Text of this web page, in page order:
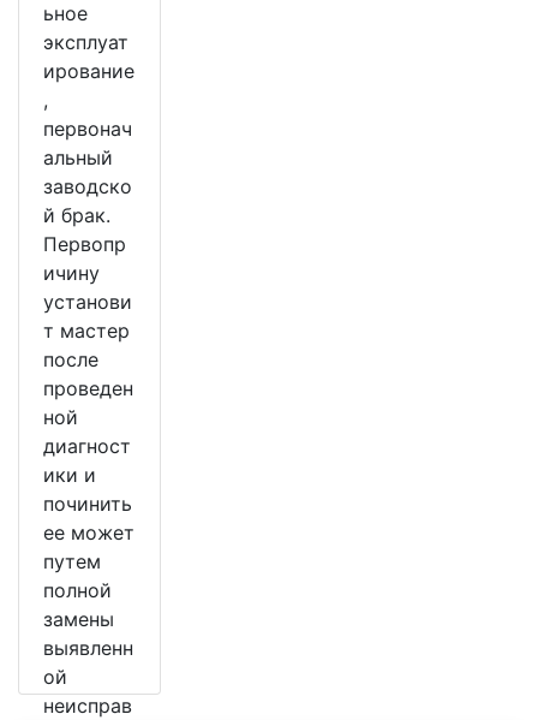
ьное
эксплуат
ирование
,
первонач
альный
заводско
й брак.
Первопр
ичину
установи
т мастер
после
проведен
ной
диагност
ики и
починить
ее может
путем
полной
замены
выявленн
ой
неисправ